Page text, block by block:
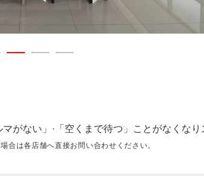
がない」·「空くまで待つ」ことがなくなり
合は各店舗へ直接お問い合わせください。